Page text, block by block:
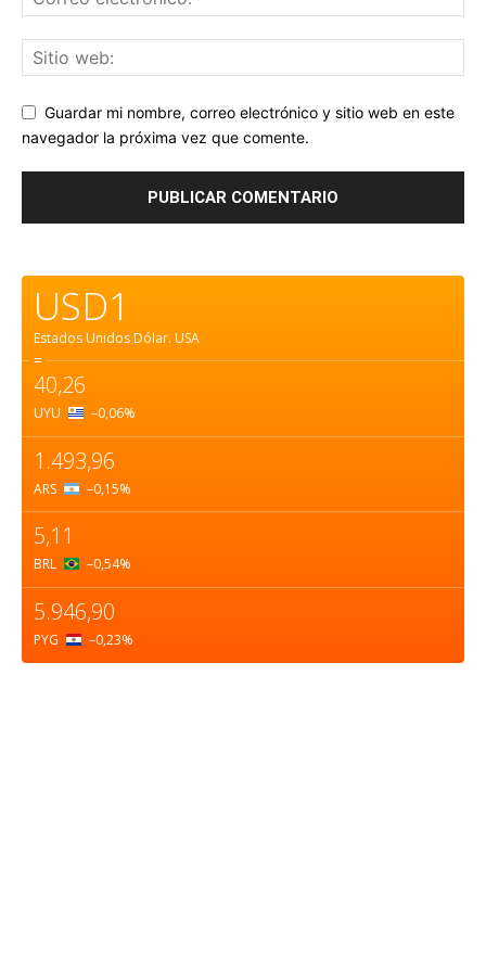
Guardar mi nombre, correo electrónico y sitio web en este
navegador la próxima vez que comente.
USD1
Estados Unidos Dólar. USA
=
40,26
UYU –0,06%
1.493,96
ARS –0,15%
5,11
BRL –0,54%
5.946,90
PYG –0,23%